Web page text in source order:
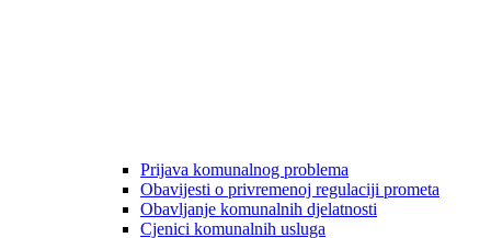
Prijava komunalnog problema
Obavijesti o privremenoj regulaciji prometa
Obavljanje komunalnih djelatnosti
Cjenici komunalnih usluga